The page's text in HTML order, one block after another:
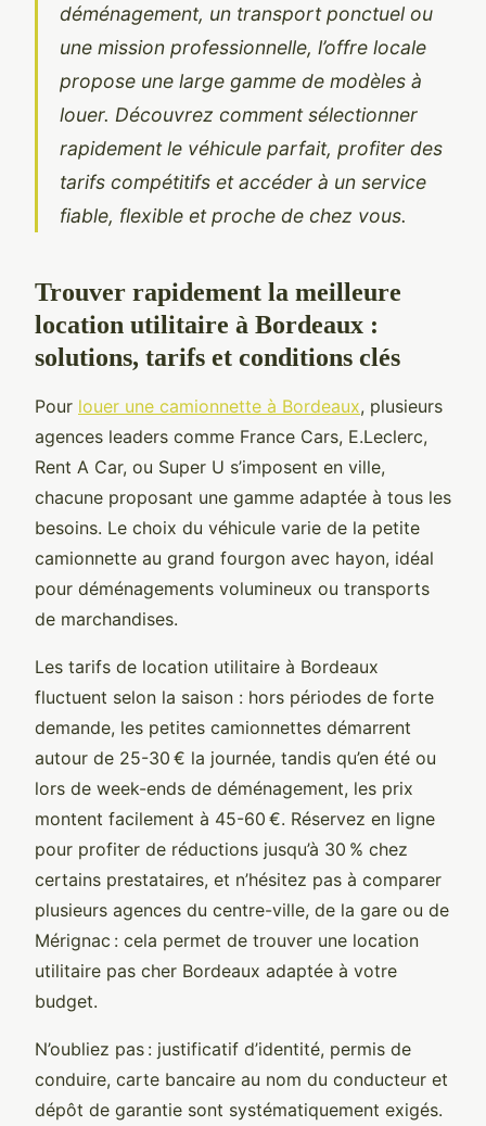
déménagement, un transport ponctuel ou
une mission professionnelle, l’offre locale
propose une large gamme de modèles à
louer. Découvrez comment sélectionner
rapidement le véhicule parfait, profiter des
tarifs compétitifs et accéder à un service
fiable, flexible et proche de chez vous.
Trouver rapidement la meilleure
location utilitaire à Bordeaux :
solutions, tarifs et conditions clés
Pour louer une camionnette à Bordeaux, plusieurs
agences leaders comme France Cars, E.Leclerc,
Rent A Car, ou Super U s’imposent en ville,
chacune proposant une gamme adaptée à tous les
besoins. Le choix du véhicule varie de la petite
camionnette au grand fourgon avec hayon, idéal
pour déménagements volumineux ou transports
de marchandises.
Les tarifs de location utilitaire à Bordeaux
fluctuent selon la saison : hors périodes de forte
demande, les petites camionnettes démarrent
autour de 25-30 € la journée, tandis qu’en été ou
lors de week-ends de déménagement, les prix
montent facilement à 45-60 €. Réservez en ligne
pour profiter de réductions jusqu’à 30 % chez
certains prestataires, et n’hésitez pas à comparer
plusieurs agences du centre-ville, de la gare ou de
Mérignac : cela permet de trouver une location
utilitaire pas cher Bordeaux adaptée à votre
budget.
N’oubliez pas : justificatif d’identité, permis de
conduire, carte bancaire au nom du conducteur et
dépôt de garantie sont systématiquement exigés.